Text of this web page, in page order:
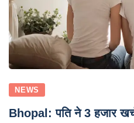
NEWS
Bhopal: पति ने 3 हजार